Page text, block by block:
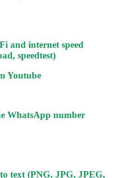
and internet speed
speedtest)
Youtube
WhatsApp number
text (PNG, JPG, JPEG,